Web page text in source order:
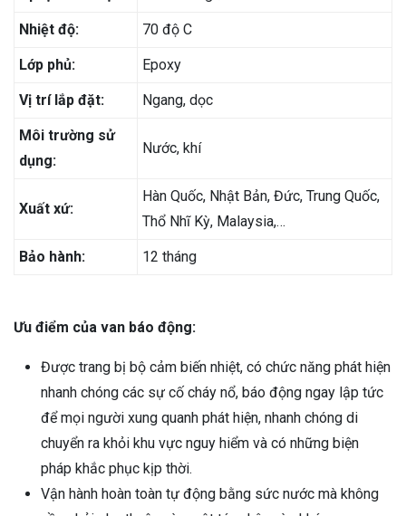
Nhiệt độ: 70 độ C
Lớp phủ: Epoxy
Vị trí lắp đặt: Ngang, dọc
Môi trường sử
dụng:
Nước, khí
Xuất xứ:
Hàn Quốc, Nhật Bản, Đức, Trung Quốc,
Thổ Nhĩ Kỳ, Malaysia,…
Bảo hành: 12 tháng
Ưu điểm của van báo động:
Được trang bị bộ cảm biến nhiệt, có chức năng phát hiện
nhanh chóng các sự cố cháy nổ, báo động ngay lập tức
để mọi người xung quanh phát hiện, nhanh chóng di
chuyển ra khỏi khu vực nguy hiểm và có những biện
pháp khắc phục kịp thời.
Vận hành hoàn toàn tự động bằng sức nước mà không